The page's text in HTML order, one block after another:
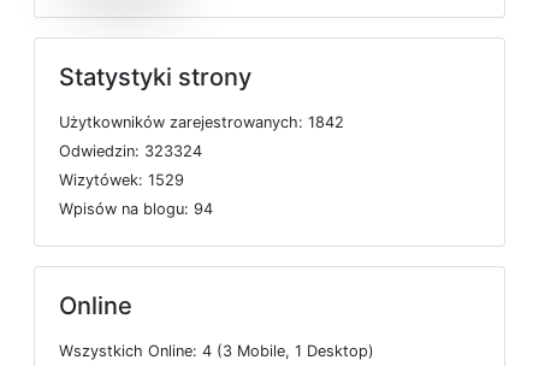
Statystyki strony
Użytkowników zarejestrowanych: 1842
Odwiedzin: 323324
Wizytówek: 1529
Wpisów na blogu: 94
Online
Wszystkich Online: 4 (3 Mobile, 1 Desktop)